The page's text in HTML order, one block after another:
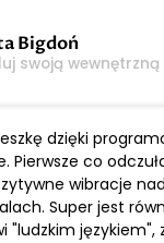
Bigdoń
swoją wewnętrzną
dzięki
Pierwsze co
wibracje
Super jest
"ludzkim językiem",